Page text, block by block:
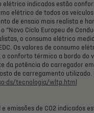
elétrico indicados estão
elétrico de todos os veículos
de ensaio mais realista e
o “Novo Ciclo Europeu de
o consumo elétrico
Os valores de consumo
o conforto térmico a bordo do
da potência do carregador
de carregamento utilizado.
ds/tecnologia/wltp.html
e emissões de CO2 indicados